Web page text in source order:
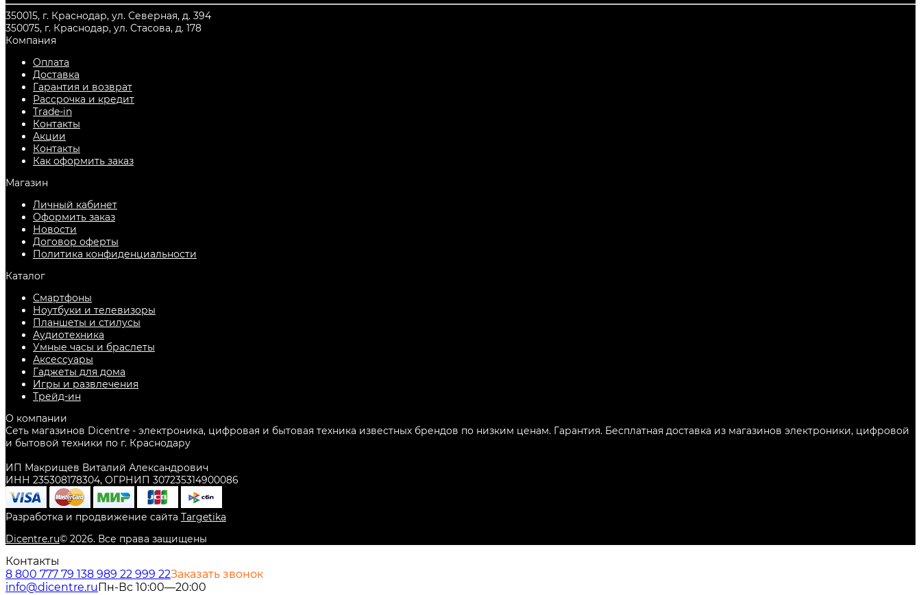
350015, г. Краснодар, ул. Северная, д. 394
350075, г. Краснодар, ул. Стасова, д. 178
Компания
Оплата
Доставка
Гарантия и возврат
Рассрочка и кредит
Trade-in
Контакты
Акции
Контакты
Как оформить заказ
Магазин
Личный кабинет
Оформить заказ
Новости
Договор оферты
Политика конфиденциальности
Каталог
Смартфоны
Ноутбуки и телевизоры
Планшеты и стилусы
Аудиотехника
Умные часы и браслеты
Аксессуары
Гаджеты для дома
Игры и развлечения
Трейд-ин
О компании
Сеть магазинов Dicentre - электроника, цифровая и бытовая техника известных брендов по низким ценам. Гарантия. Бесплатная доставка из магазинов электроники, цифровой
и бытовой техники по г. Краснодару
ИП Макрищев Виталий Александрович
ИНН 235308178304, ОГРНИП 307235314900086
Разработка и продвижение сайта Targetika
Dicentre.ru© 2026. Все права защищены
Контакты
8 800 777 79 138 989 22 999 22Заказать звонок
info@dicentre.ru Пн-Вс 10:00—20:00